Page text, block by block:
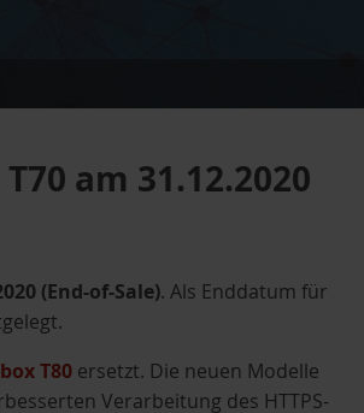
am 31.12.2020
(End-of-Sale). Als Enddatum für
T80 ersetzt. Die neuen Modelle
Verarbeitung des HTTPS-